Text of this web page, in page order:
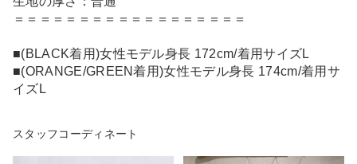
＝＝＝＝＝＝＝＝＝＝＝＝＝＝＝＝＝＝
■(BLACK着用)女性モデル身長 172cm/着用サイズL
■(ORANGE/GREEN着用)女性モデル身長 174cm/着用サ
イズL
スタッフコーディネート